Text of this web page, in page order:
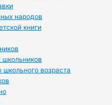
народов
книги
школьного возраста